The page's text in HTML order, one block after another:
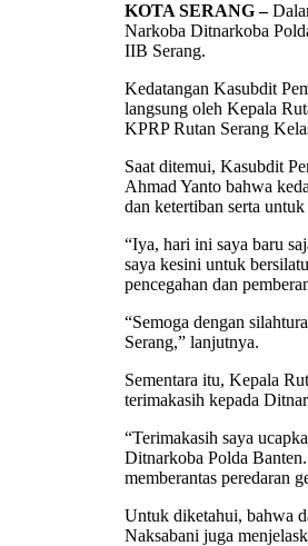
KOTA SERANG –
Narkoba Ditnarkoba
IIB Serang.
Kedatangan Kasubdit
langsung oleh Kepala
KPRP Rutan Serang
Saat ditemui, Kasubdit
Ahmad Yanto bahwa
dan ketertiban serta
“Iya, hari ini saya baru
saya kesini untuk
pencegahan dan
“Semoga dengan
Serang,” lanjutnya.
Sementara itu, Kepala
terimakasih kepada
“Terimakasih saya
Ditnarkoba Polda
memberantas peredaran
Untuk diketahui, bahwa
Naksabani juga